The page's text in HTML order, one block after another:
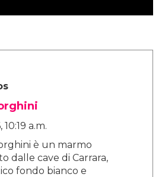
a.m.
è un marmo
dalle cave di Carrara,
fondo bianco e